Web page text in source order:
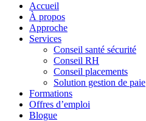
Accueil
À propos
Approche
Services
Conseil santé sécurité
Conseil RH
Conseil placements
Solution gestion de paie
Formations
Offres d’emploi
Blogue